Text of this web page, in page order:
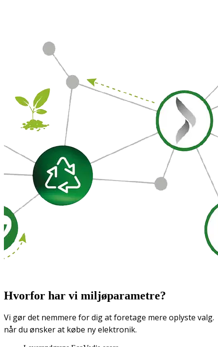
Hvorfor har vi miljøparametre?
Vi gør det nemmere for dig at foretage mere oplyste valg.
når du ønsker at købe ny elektronik.